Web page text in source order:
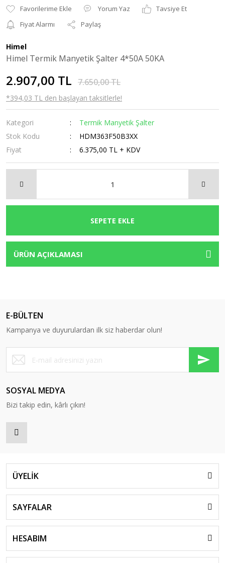
Yorum Yaz
Tavsiye Et
Fiyat Alarmı
Paylaş
Himel
Himel Termik Manyetik Şalter 4*50A 50KA
2.907,00 TL 7.650,00 TL
*394,03 TL den başlayan taksitlerle!
Kategori
Termik Manyetik Şalter
Stok Kodu
HDM363F50B3XX
Fiyat
6.375,00 TL + KDV
SEPETE EKLE
ÜRÜN AÇIKLAMASI
E-BÜLTEN
Kampanya ve duyurulardan ilk siz haberdar olun!
SOSYAL MEDYA
Bizi takip edin, kârlı çıkın!
ÜYELİK
SAYFALAR
HESABIM